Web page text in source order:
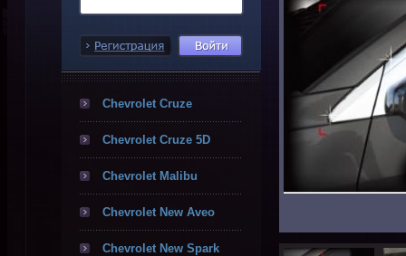
Chevrolet Cruze
Chevrolet Cruze 5D
Chevrolet Malibu
Chevrolet New Aveo
Chevrolet New Spark